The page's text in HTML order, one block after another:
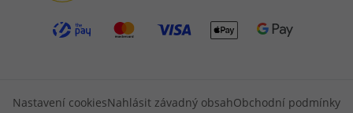
Nastavení cookiesNahlásit závadný obsahObchodní podmínky